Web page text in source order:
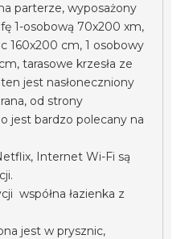
parterze, wyposażony
1-osobową 70x200 xm,
160x200 cm, 1 osobowy
tarasowe krzesła ze
jest nasłoneczniony
od strony
jest bardzo polecany na
Internet Wi-Fi są
współna łazienka z
jest w prysznic,